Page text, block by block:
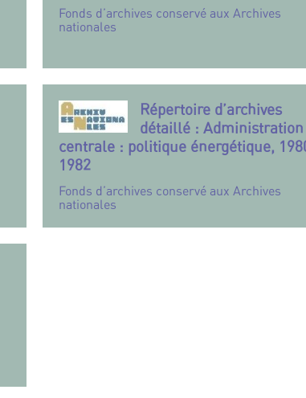
Fonds d’archives conservé aux Archives
nationales
Répertoire d’archives
détaillé : Administration
centrale : politique énergétique,
1982
Fonds d’archives conservé aux Archives
nationales